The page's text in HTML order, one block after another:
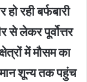
रही बर्फबारी
से लेकर पूर्वोत्तर
में मौसम का
शून्य तक पहुंच